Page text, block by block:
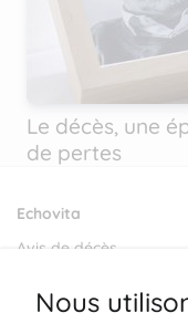
Le décès, une
de pertes
Echovita
Avis de décès
Envoyer des fleurs
Nous